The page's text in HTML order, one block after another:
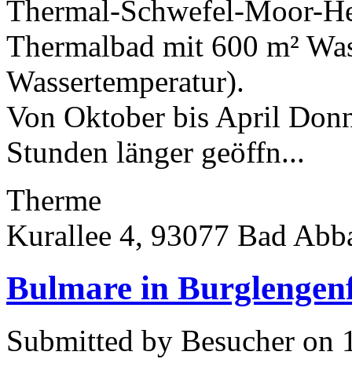
Thermal-Schwefel-Moor-
Thermalbad mit 600 m²
Wassertemperatur).
Von Oktober bis April
Stunden länger geöffn...
Therme
Kurallee 4, 93077 Bad
Bulmare in
Submitted by Besucher